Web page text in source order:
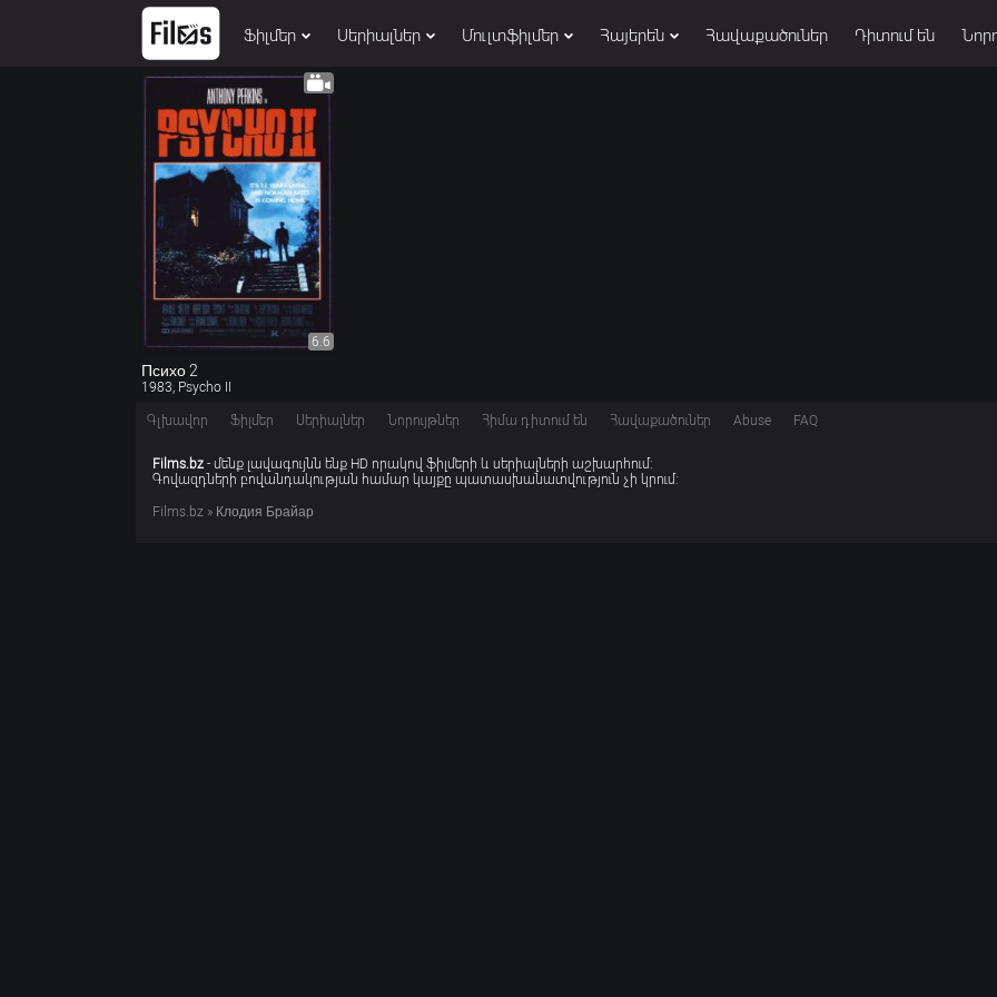
Ֆիլմեր Սերիալներ Մուլտֆիլմեր Հայերեն Հավաքածուներ Դիտում են
6.6
Психо 2
1983, Psycho II
Գլխավոր Ֆիլմեր Սերիալներ Նորույթներ Հիմա դիտում են Հավաքածուներ Abuse FAQ
Films.bz - մենք լավագույնն ենք HD որակով ֆիլմերի և սերիալների աշխարհում:
Գովազդների բովանդակության համար կայքը պատասխանատվություն չի կրում:
Films.bz » Клодия Брайар